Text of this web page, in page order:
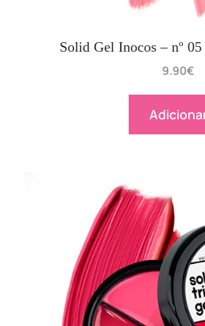
Solid Gel Inocos – nº
9.90€